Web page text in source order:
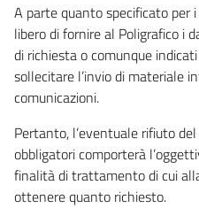
A parte quanto specificato per
libero di fornire al Poligrafico i
di richiesta o comunque
sollecitare l’invio di materiale
comunicazioni.
Pertanto, l’eventuale rifiuto
obbligatori comporterà
finalità di trattamento di cui
ottenere quanto richiesto.